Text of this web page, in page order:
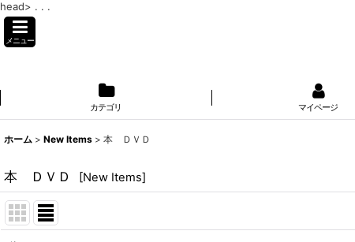
head> . . .
メニュー
カテゴリ マイページ
ホーム > New Items > 本 ＤＶＤ
本 ＤＶＤ [New Items]